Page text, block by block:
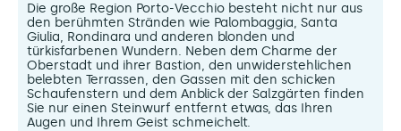
Die große Region Porto-Vecchio besteht nicht nur aus
den berühmten Stränden wie Palombaggia, Santa
Giulia, Rondinara und anderen blonden und
türkisfarbenen Wundern. Neben dem Charme der
Oberstadt und ihrer Bastion, den unwiderstehlichen
belebten Terrassen, den Gassen mit den schicken
Schaufenstern und dem Anblick der Salzgärten finden
Sie nur einen Steinwurf entfernt etwas, das Ihren
Augen und Ihrem Geist schmeichelt.